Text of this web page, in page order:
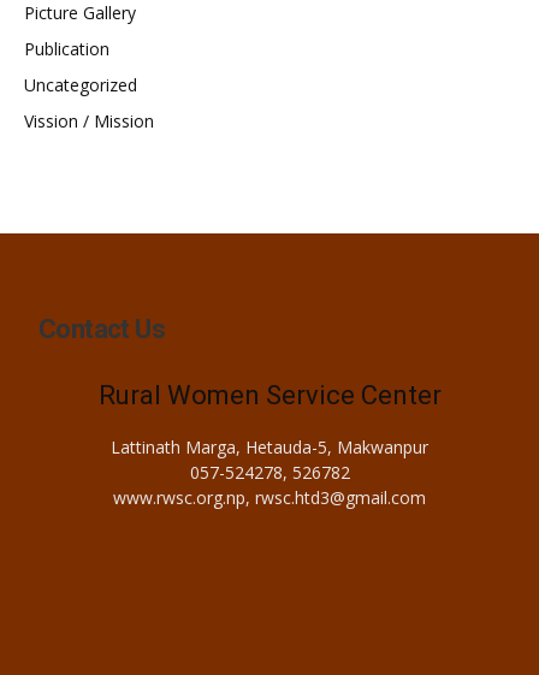
Picture Gallery
Publication
Uncategorized
Vission / Mission
Contact Us
Rural Women Service Center
Lattinath Marga, Hetauda-5, Makwanpur
057-524278, 526782
www.rwsc.org.np, rwsc.htd3@gmail.com